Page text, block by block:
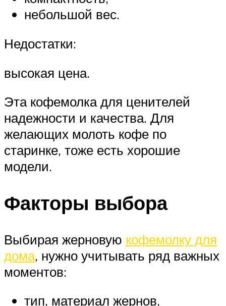
небольшой вес.
Недостатки:
высокая цена.
Эта кофемолка для ценителей
надежности и качества. Для
желающих молоть кофе по
старинке, тоже есть хорошие
модели.
Факторы выбора
Выбирая жерновую кофемолку для
дома, нужно учитывать ряд важных
моментов:
тип, материал жернов,